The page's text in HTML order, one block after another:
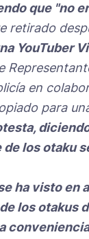
que "no
retirado
YouTuber
en
para
los otaku
ha visto en
los otakus